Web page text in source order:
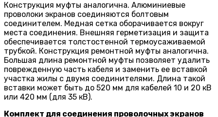
Конструкция муфты аналогична. Алюминиевые
проволоки экранов соединяются болтовым
соединителем. Медная сетка оборачивается вокруг
места соединения. Внешняя герметизация и защита
обеспечивается толстостенной термоусаживаемой
трубкой. Конструкция ремонтной муфты аналогична.
Большая длина ремонтной муфты позволяет удалить
поврежденную часть кабеля и заменить ее вставкой
участка жилы с двумя соединителями. Длина такой
вставки может быть до 520 мм для кабелей 10 и 20 кВ
или 420 мм (для 35 кВ).
Комплект для соединения проволочных экранов